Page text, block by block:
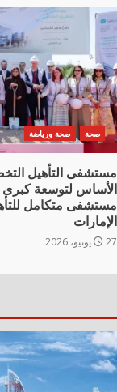
صحة صحة ورياضة
مستشفى التأهيل
الأساس لتوسعة كبرى
مستشفى متكامل
الإمارات
27 يونيو، 2026